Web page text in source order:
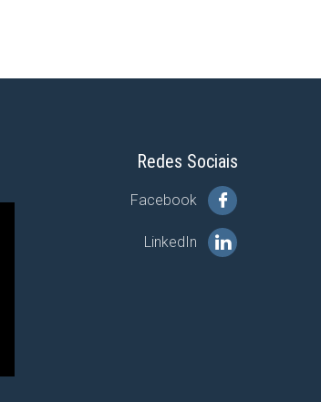
Redes Sociais
Facebook
LinkedIn